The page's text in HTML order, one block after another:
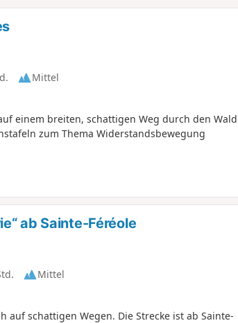
Mittel
einem breiten, schattigen Weg durch den
zum Thema Widerstandsbewegung
ab Sainte-Féréole
Mittel
auf schattigen Wegen. Die Strecke ist ab Sainte-